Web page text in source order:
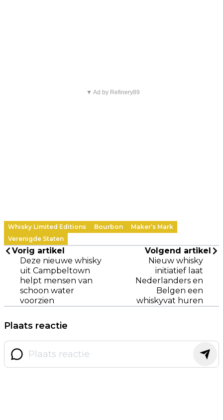
▼ Ad by Refinery89
Whisky Limited Editions Bourbon
Maker’s Mark
Verenigde Staten
Vorig artikel
Deze nieuwe whisky
uit Campbeltown
helpt mensen van
schoon water
voorzien
Volgend artikel
Nieuw whisky
initiatief laat
Nederlanders en
Belgen een
whiskyvat huren
Plaats reactie